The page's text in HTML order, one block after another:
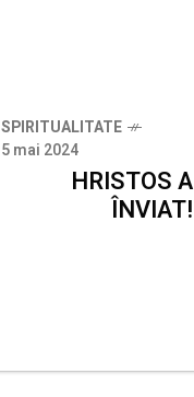
SPIRITUALITATE
5 mai 2024
HRISTOS A
ÎNVIAT!